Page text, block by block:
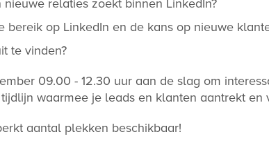
relaties zoekt binnen LinkedIn?
op LinkedIn en de kans op nieuwe
te vinden?
09.00 - 12.30 uur aan de slag om
waarmee je leads en klanten aantrekt en
aantal plekken beschikbaar!